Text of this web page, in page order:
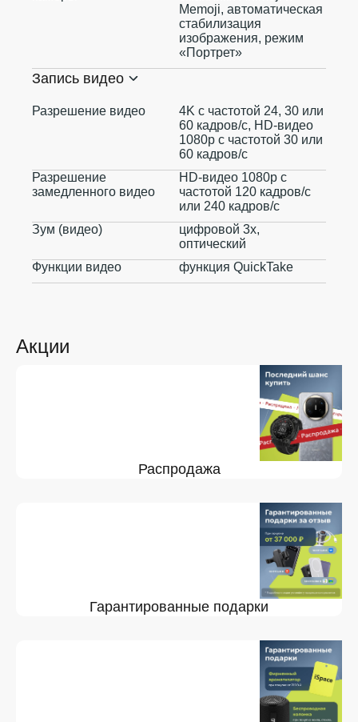
Акции
Распродажа
Гарантированные подарки
Memoji, автоматическая
стабилизация
изображения, режим
«Портрет»
Запись видео
Разрешение видео
4K с частотой 24, 30 или
60 кадров/ с, HD-видео
1080p с частотой 30 или
60 кадров/ с
Разрешение
замедленного видео
HD-видео 1080р c
частотой 120 кадров/ с
или 240 кадров/ с
Зум (видео)
цифровой 3х,
оптический
Функции видео
функция QuickTake